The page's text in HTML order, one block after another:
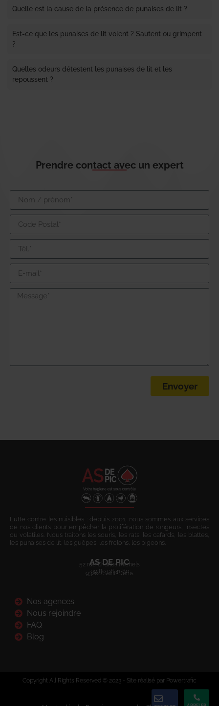
Quelle est la cause de la présence de punaises de lit ?
Est-ce que les punaises de lit volent ? Sautent ou grimpent
?
Quelles odeurs détestent les punaises de lit et les
repoussent ?
Prendre contact avec un expert
Envoyer
Lutte contre les nuisibles : depuis 2001, nous sommes aux services
de nos clients pour empêcher la prolifération de rongeurs, insectes
ou volatiles. Nous traitons les souris, les rats, les cafards, les blattes,
les punaises de lit, les guêpes, les frelons, les pigeons.
AS DE PIC
52 rue Charles Michels
93200 Saint-Denis
09 80 08 41 80
Nos agences
Nous rejoindre
FAQ
Blog
Copyright All Rights Reserved © 2023 - Site réalisé par Powertrafic